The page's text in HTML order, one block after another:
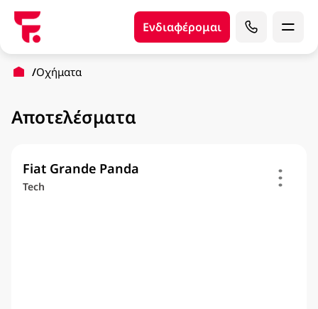
Ενδιαφέρομαι
Οχήματα
Αποτελέσματα
Fiat Grande Panda
Tech